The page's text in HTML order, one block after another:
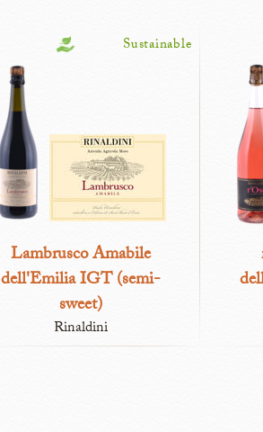
Sustainable
Lambrusco Amabile
dell'Emilia IGT (semi-
sweet)
Rinaldini